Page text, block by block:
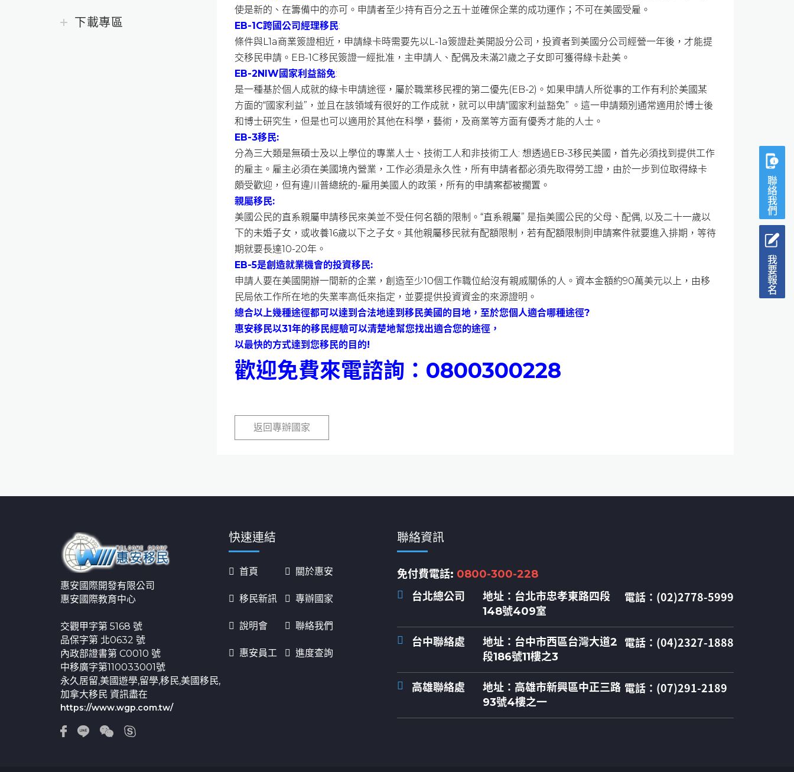
下載專區
使是新的、在籌備中的亦可。申請者至少持有百分之五十並確保企業的成功運作；不可在美國受雇。
EB-1C跨國公司經理移民:
條件與L1a商業簽證相近，申請綠卡時需要先以L-1a簽證赴美開設分公司，投資者到美國分公司經營一年後，才能提
交移民申請。EB-1C移民簽證一經批准，主申請人、配偶及未滿21歲之子女即可獲得綠卡赴美。
EB-2NIW國家利益豁免:
是一種基於個人成就的綠卡申請途徑，屬於職業移民裡的第二優先(EB-2)。如果申請人所從事的工作有利於美國某
方面的“國家利益”，並且在該領域有很好的工作成就，就可以申請“國家利益豁免” 。這一申請類別通常適用於博士後
和博士研究生，但是也可以適用於其他在科學，藝術，及商業等方面有優秀才能的人士。
EB-3移民:
分為三大類是無碩士及以上學位的專業人士、技術工人和非技術工人: 想透過EB-3移民美國，首先必須找到提供工作
的雇主。雇主必須在美國境內營業，工作必須是永久性，所有申請者都必須先取得勞工證，由於一步到位取得綠卡
頗受歡迎，但有違川普總統的-雇用美國人的政策，所有的申請案都被擱置。
親屬移民:
美國公民的直系親屬申請移民來美並不受任何名額的限制。“直系親屬” 是指美國公民的父母、配偶, 以及二十一歲以
下的未婚子女，或收養16歲以下之子女。其他親屬移民就有配額限制，若有配額限制則申請案件就要進入排期，等待
期就要長達10-20年。
EB-5是創造就業機會的投資移民:
申請人要在美國開辦一間新的企業，創造至少10個工作職位給沒有親戚關係的人。資本金額約90萬美元以上，由移
民局依工作所在地的失業率高低來指定，並要提供投資資金的來源證明。
總合以上幾種途徑都可以達到合法地達到移民美國的目地，至於您個人適合哪種途徑?
惠安移民以31年的移民經驗可以清楚地幫您找出適合您的途徑，
以最快的方式達到您移民的目的!
歡迎免費來電諮詢：0800300228
返回專辦國家
聯絡我們
我要報名
惠安國際開發有限公司
惠安國際教育中心
交觀甲字第 5168 號
品保字第 北0632 號
內政部證書第 C0010 號
中移廣字第110033001號
永久居留,美國遊學,留學,移民,美國移民,
加拿大移民 資訊盡在
https://www.wgp.com.tw/
快速連結
首頁
移民新訊
說明會
惠安員工
關於惠安
專辦國家
聯絡我們
進度查詢
聯絡資訊
免付費電話: 0800-300-228
台北總公司
地址： 台北市忠孝東路四段
148號409室
電話：(02)2778-5999
台中聯絡處 地址： 台中市西區台灣大道2
段186號11樓之3
電話：(04)2327-1888
高雄聯絡處 地址： 高雄市新興區中正三路
93號4樓之一
電話：(07)291-2189